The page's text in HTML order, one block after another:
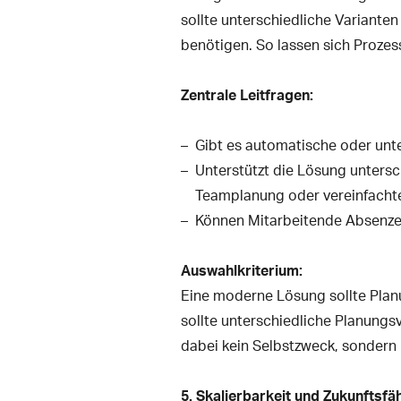
sollte unterschiedliche
benötigen. So lassen sich
Zentrale Leitfragen:
Gibt es automatische oder
Unterstützt die Lösung
Teamplanung oder
Können Mitarbeitende
Auswahlkriterium:
Eine moderne Lösung sollte
sollte unterschiedliche
dabei kein Selbstzweck,
5. Skalierbarkeit und